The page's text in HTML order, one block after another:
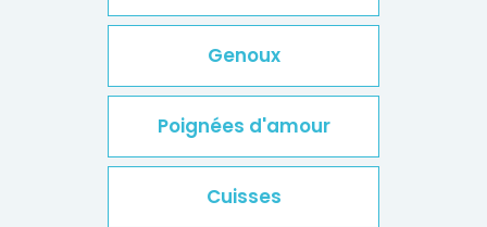
Genoux
Poignées d'amour
Cuisses